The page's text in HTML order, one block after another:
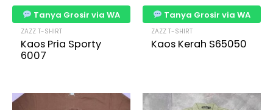
Tanya Grosir via WA
ZAZZ T-SHIRT
Kaos Pria Sporty
6007
Tanya Grosir via WA
ZAZZ T-SHIRT
Kaos Kerah S65050